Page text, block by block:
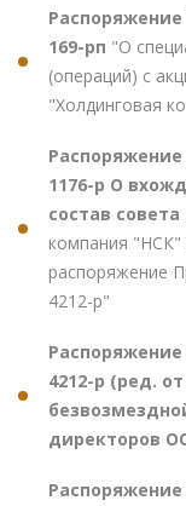
Распоряжение
169-рп "О
(операций) с
"Холдинговая
Распоряжение
1176-р О
состав
компания "НСК"
распоряжение
4212-р"
Распоряжение
4212-р (ред.
директоров
Распоряжение